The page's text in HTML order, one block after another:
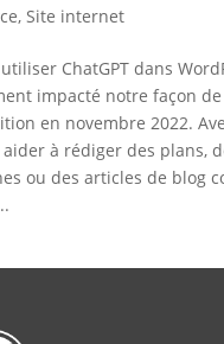
, Site internet
ChatGPT dans
impacté notre façon
en novembre 2022.
à rédiger des plans,
ou des articles de blog